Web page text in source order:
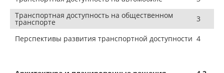
Транспортная доступность на общественном
транспорте 3
Перспективы развития транспортной доступности 4